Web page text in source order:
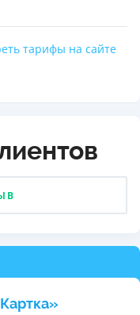
тарифы на сайте